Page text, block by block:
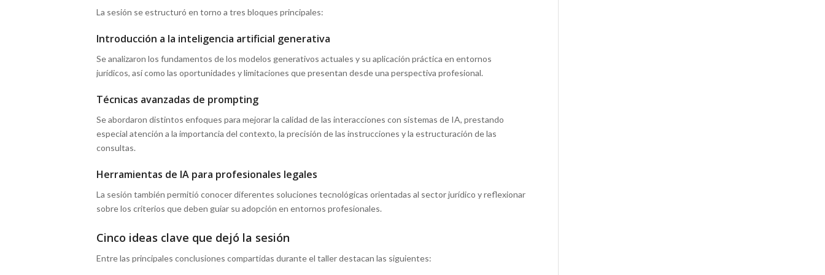
La sesión se estructuró en torno a tres bloques principales:
Introducción a la inteligencia artificial generativa
Se analizaron los fundamentos de los modelos generativos actuales y su aplicación práctica en entornos
jurídicos, así como las oportunidades y limitaciones que presentan desde una perspectiva profesional.
Técnicas avanzadas de prompting
Se abordaron distintos enfoques para mejorar la calidad de las interacciones con sistemas de IA, prestando
especial atención a la importancia del contexto, la precisión de las instrucciones y la estructuración de las
consultas.
Herramientas de IA para profesionales legales
La sesión también permitió conocer diferentes soluciones tecnológicas orientadas al sector jurídico y reflexionar
sobre los criterios que deben guiar su adopción en entornos profesionales.
Cinco ideas clave que dejó la sesión
Entre las principales conclusiones compartidas durante el taller destacan las siguientes: